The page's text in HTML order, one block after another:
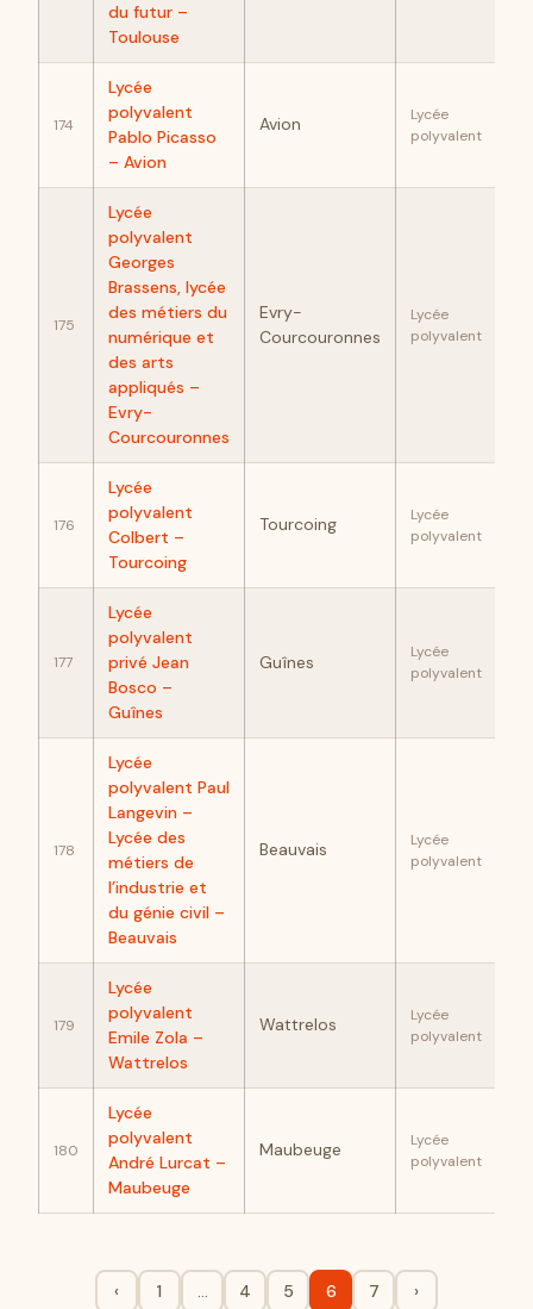
du futur –
Toulouse
174
Lycée
polyvalent
Pablo Picasso
– Avion
Avion
Lycée
polyvalent
175
Lycée
polyvalent
Georges
Brassens, lycée
des métiers du
numérique et
des arts
appliqués –
Evry-
Courcouronnes
Evry-
Courcouronnes
Lycée
polyvalent
176
Lycée
polyvalent
Colbert –
Tourcoing
Tourcoing
Lycée
polyvalent
177
Lycée
polyvalent
privé Jean
Bosco –
Guînes
Guînes
Lycée
polyvalent
178
Lycée
polyvalent Paul
Langevin –
Lycée des
métiers de
l’industrie et
du génie civil –
Beauvais
Beauvais
Lycée
polyvalent
179
Lycée
polyvalent
Emile Zola –
Wattrelos
Wattrelos
Lycée
polyvalent
180
Lycée
polyvalent
André Lurcat –
Maubeuge
Maubeuge
Lycée
polyvalent
‹ 1 … 4 5 6 7 ›